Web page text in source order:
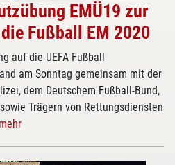
EMÜ19 zur
Fußball EM 2020
auf die UEFA Fußball
am Sonntag gemeinsam mit der
dem Deutschem Fußball-Bund,
Trägern von Rettungsdiensten
mehr